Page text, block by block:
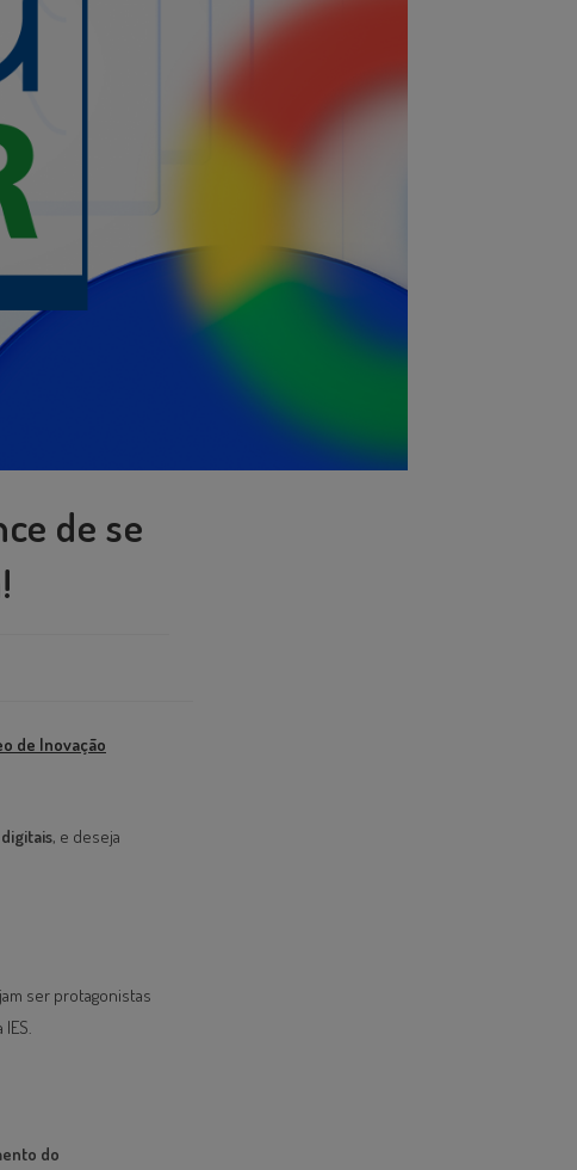
de se
de Inovação
digitais, e deseja
ser protagonistas
do